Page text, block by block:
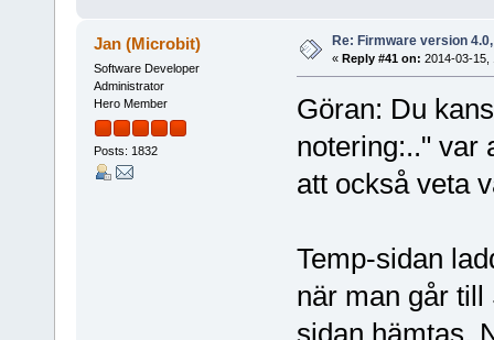
Jan (Microbit)
Software Developer
Administrator
Hero Member
Posts: 1832
Re: Firmware version
« Reply #41 on: 2014-03-15,
Göran: Du
notering:.." var
att också veta
Temp-sidan
när man går